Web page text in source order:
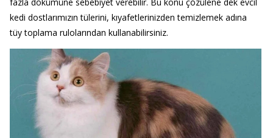
fazla dökümüne sebebiyet verebilir. Bu konu çözülene dek evcil
kedi dostlarımızın tülerini, kıyafetlerinizden temizlemek adına
tüy toplama rulolarından kullanabilirsiniz.